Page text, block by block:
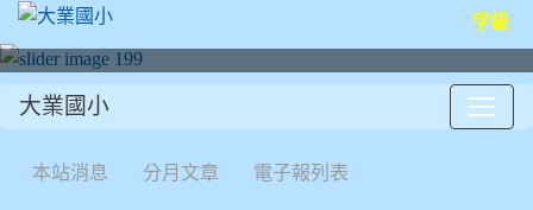
字級
大業國小
本站消息 分月文章 電子報列表